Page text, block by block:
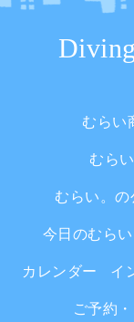
むらい
むら
むらい。
今日のむら
カレンダー イ
ご予約